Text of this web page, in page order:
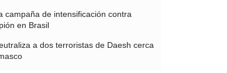
campaña de intensificación contra
en Brasil
a dos terroristas de Daesh cerca